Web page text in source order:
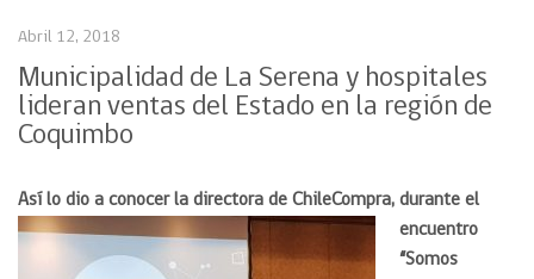
Abril 12, 2018
Municipalidad de La Serena y hospitales
lideran ventas del Estado en la región de
Coquimbo
Así lo dio a conocer la directora de ChileCompra, durante el
encuentro
“Somos